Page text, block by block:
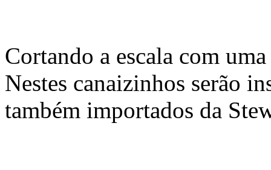
Cortando a escala com
Nestes canaizinhos serão
também importados da